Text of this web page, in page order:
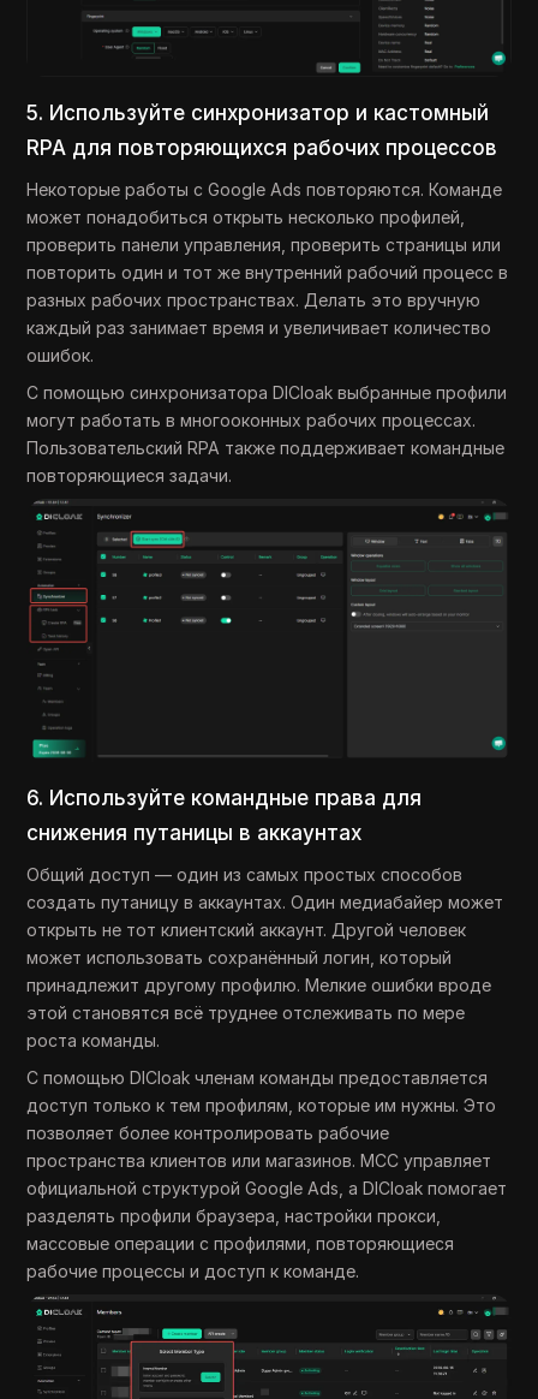
5. Используйте синхронизатор и кастомный
RPA для повторяющихся рабочих процессов
Некоторые работы с Google Ads повторяются. Команде
может понадобиться открыть несколько профилей,
проверить панели управления, проверить страницы или
повторить один и тот же внутренний рабочий процесс в
разных рабочих пространствах. Делать это вручную
каждый раз занимает время и увеличивает количество
ошибок.
С помощью синхронизатора DICloak выбранные профили
могут работать в многооконных рабочих процессах.
Пользовательский RPA также поддерживает командные
повторяющиеся задачи.
6. Используйте командные права для
снижения путаницы в аккаунтах
Общий доступ — один из самых простых способов
создать путаницу в аккаунтах. Один медиабайер может
открыть не тот клиентский аккаунт. Другой человек
может использовать сохранённый логин, который
принадлежит другому профилю. Мелкие ошибки вроде
этой становятся всё труднее отслеживать по мере
роста команды.
С помощью DICloak членам команды предоставляется
доступ только к тем профилям, которые им нужны. Это
позволяет более контролировать рабочие
пространства клиентов или магазинов. MCC управляет
официальной структурой Google Ads, а DICloak помогает
разделять профили браузера, настройки прокси,
массовые операции с профилями, повторяющиеся
рабочие процессы и доступ к команде.